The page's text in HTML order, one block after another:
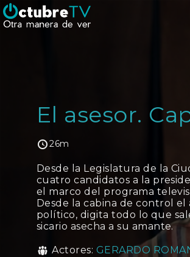
El asesor.
26m
Desde la Legislatura de la
cuatro candidatos a la
el marco del programa
Desde la cabina de control
político, digita todo lo que
sicario asecha a su amante.
Actores: GERARDO